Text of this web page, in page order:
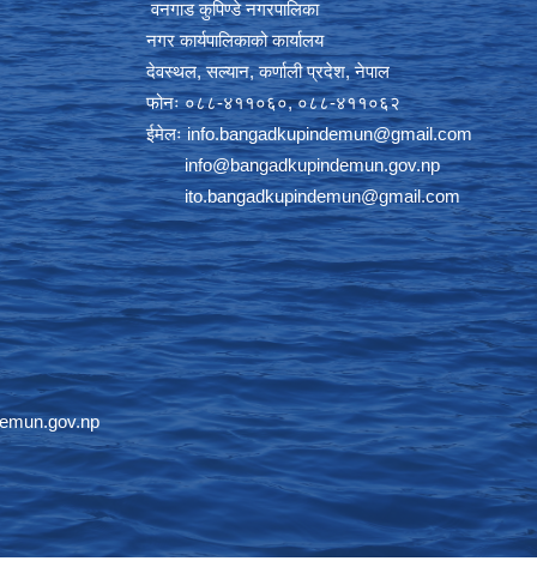
वनगाड कुपिण्डे नगरपालिका
नगर कार्यपालिकाको कार्यालय
देवस्थल, सल्यान, कर्णाली प्रदेश, नेपाल
फोनः ०८८-४११०६०, ०८८-४११०६२
ईमेलःinfo.bangadkupindemun@gmail.com
info@bangadkupindemun.gov.np
ito.bangadkupindemun@gmail.com